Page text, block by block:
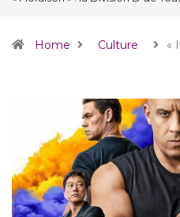
Home Culture «